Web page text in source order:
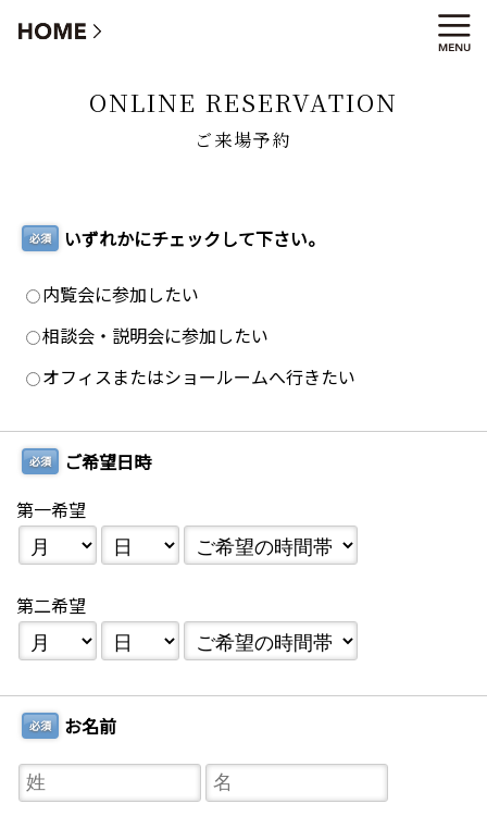
ご来場Webご予約フォーム
ONLINE RESERVATION
ご来場予約
必須 いずれかにチェックして下さい。
内覧会に参加したい
相談会・説明会に参加したい
オフィスまたはショールームへ行きたい
必須
ご希望日時
第一希望
第二希望
必須 お名前